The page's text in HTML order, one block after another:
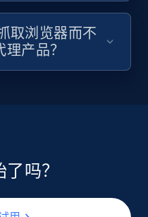
取浏览器而不
产品？
吗？